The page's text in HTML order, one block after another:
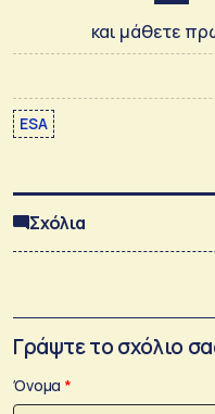
και μάθετε
ESA
Σχόλια
Γράψτε το σχόλιο
Όνομα